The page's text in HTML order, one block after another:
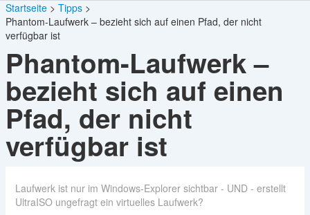
Startseite
Tipps
Phantom-Laufwerk – bezieht sich auf einen Pfad, der nicht
verfügbar ist
Phantom-Laufwerk –
bezieht sich auf einen
Pfad, der nicht
verfügbar ist
Laufwerk ist nur im Windows-Explorer sichtbar - UND - erstellt
UltraISO ungefragt ein virtuelles Laufwerk?